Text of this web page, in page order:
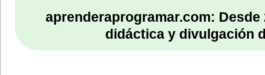
aprenderaprogramar.com:
didáctica y divulgación